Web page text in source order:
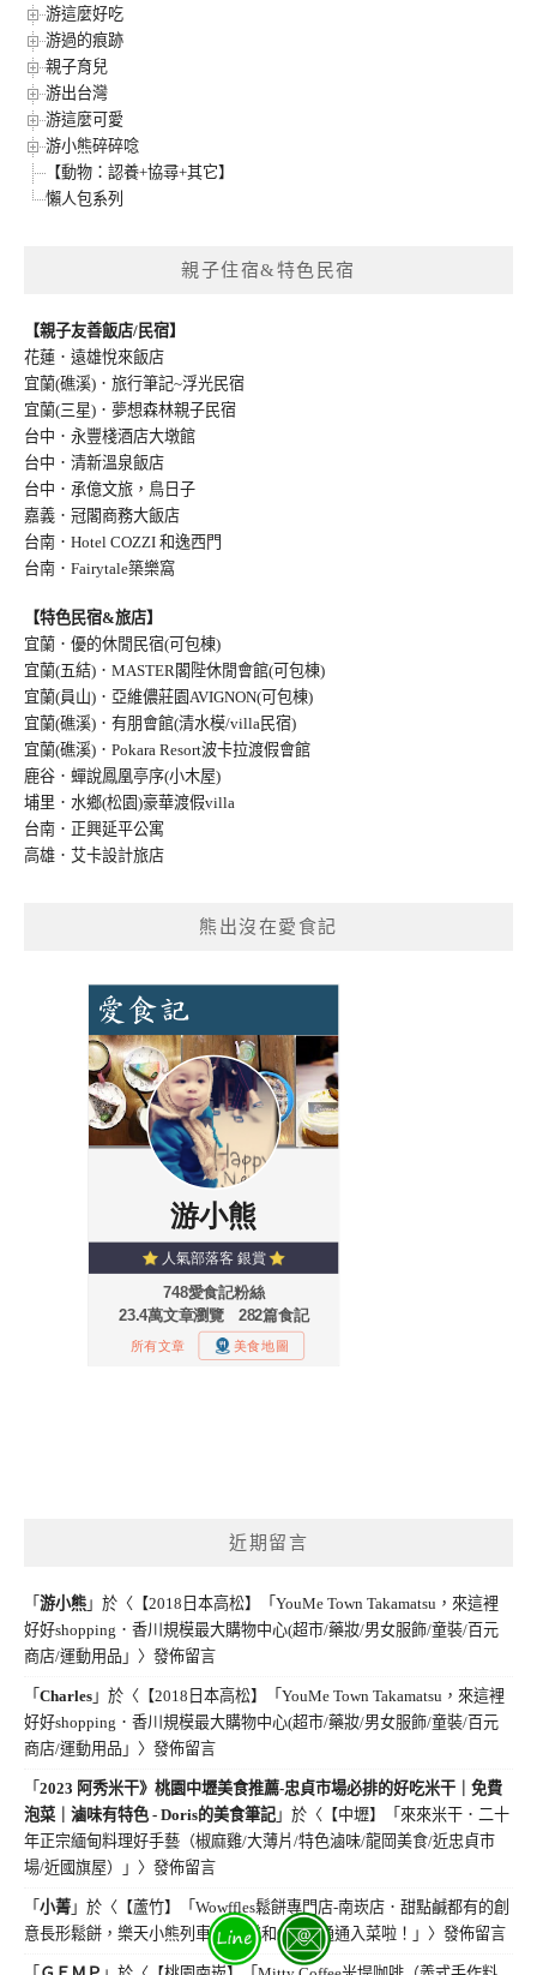
游這麼好吃
游過的痕跡
親子育兒
游出台灣
游這麼可愛
游小熊碎碎唸
【動物：認養+協尋+其它】
懶人包系列
親子住宿&特色民宿
【親子友善飯店/民宿】
花蓮．遠雄悅來飯店
宜蘭(礁溪)．旅行筆記~浮光民宿
宜蘭(三星)．夢想森林親子民宿
台中．永豐棧酒店大墩館
台中．清新溫泉飯店
台中．承億文旅，鳥日子
嘉義．冠閣商務大飯店
台南．Hotel COZZI 和逸西門
台南．Fairytale築樂窩
【特色民宿&旅店】
宜蘭．優的休閒民宿(可包棟)
宜蘭(五結)．MASTER閣陛休閒會館(可包棟)
宜蘭(員山)．亞維儂莊園AVIGNON(可包棟)
宜蘭(礁溪)．有朋會館(清水模/villa民宿)
宜蘭(礁溪)．Pokara Resort波卡拉渡假會館
鹿谷．蟬說鳳凰亭序(小木屋)
埔里．水鄉(松園)豪華渡假villa
台南．正興延平公寓
高雄．艾卡設計旅店
熊出沒在愛食記
近期留言
「 游小熊 」於〈 【2018日本高松】「YouMe Town Takamatsu，來這裡
好好shopping．香川規模最大購物中心(超市/藥妝/男女服飾/童裝/百元
商店/運動用品」 〉發佈留言
「 Charles 」於〈 【2018日本高松】「YouMe Town Takamatsu，來這裡
好好shopping．香川規模最大購物中心(超市/藥妝/男女服飾/童裝/百元
商店/運動用品」 〉發佈留言
「 2023 阿秀米干》桃園中壢美食推薦-忠貞市場必排的好吃米干｜免費
泡菜｜滷味有特色 - Doris的美食筆記 」於〈 【中壢】「來來米干．二十
年正宗緬甸料理好手藝（椒麻雞/大薄片/特色滷味/龍岡美食/近忠貞市
場/近國旗屋）」 〉發佈留言
「 小菁 」於〈 【蘆竹】「Wowffles鬆餅專門店-南崁店．甜點鹹都有的創
意長形鬆餅，樂天小熊列車.繽紛樂和OREO通通入菜啦！」 〉發佈留言